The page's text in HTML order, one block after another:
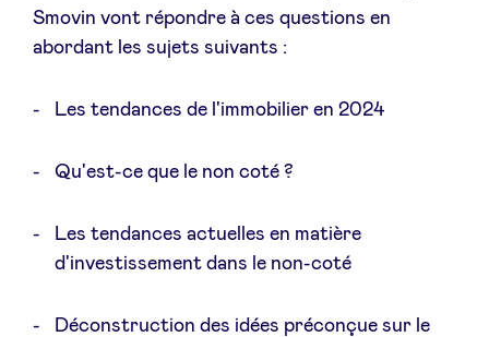
Actualités
Avantages
BeAngels Academy
Smovin vont répondre à ces questions en
abordant les sujets suivants :
Les tendances de l'immobilier en 2024
Qu'est-ce que le non coté ?
Les tendances actuelles en matière
d'investissement dans le non-coté
Déconstruction des idées préconçue sur le